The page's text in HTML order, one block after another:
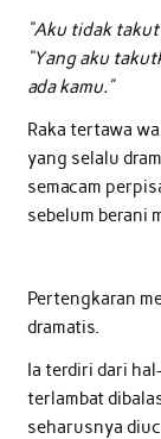
“Aku tidak
“Yang aku
ada kamu.”
Raka tertawa
yang selalu
semacam
sebelum berani
Pertengkaran
dramatis.
Ia terdiri dari
terlambat
seharusnya